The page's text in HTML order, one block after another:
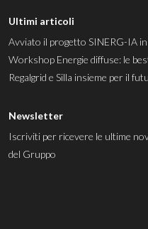
Ultimi articoli
Avviato il progetto SINERG-IA
Workshop Energie diffuse: le
Regalgrid e Silla insieme per il
Newsletter
Iscriviti per ricevere le ultime
del Gruppo